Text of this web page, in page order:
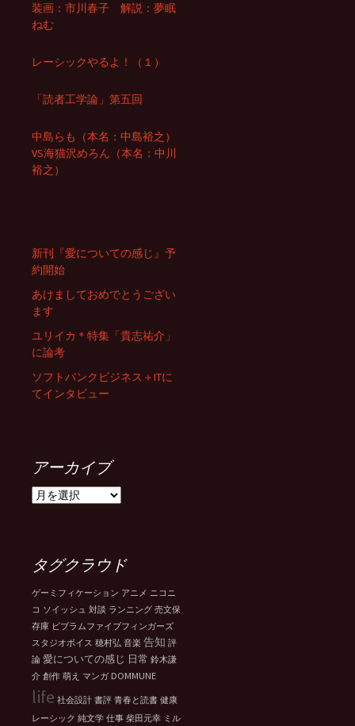
装画：市川春子 解説：夢眠
ねむ
レーシックやるよ！（１）
「読者工学論」第五回
中島らも（本名：中島裕之）
VS海猫沢めろん（本名：中川
裕之）
新刊『愛についての感じ』予
約開始
あけましておめでとうござい
ます
ユリイカ＊特集「貴志祐介」
に論考
ソフトバンクビジネス＋ITに
てインタビュー
アーカイブ
ア
ブ
タグクラウド
ゲーミフィケーション アニメ ニコニ
コ ソイッシュ 対談 ランニング 売文保
存庫 ビブラムファイブフィンガーズ
スタジオボイス 穂村弘 音楽 告知 評
論 愛についての感じ 日常 鈴木謙
介 創作 萌え マンガ DOMMUNE
life 社会設計 書評 青春と読書 健康
レーシック 純文学 仕事 柴田元幸 ミル